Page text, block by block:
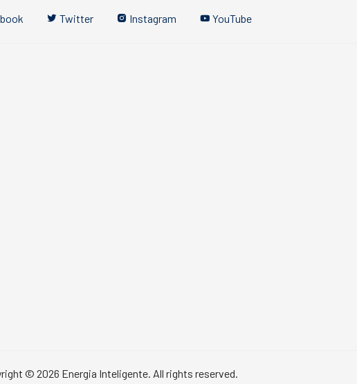
Twitter Instagram YouTube
© 2026 Energia Inteligente. All rights reserved.